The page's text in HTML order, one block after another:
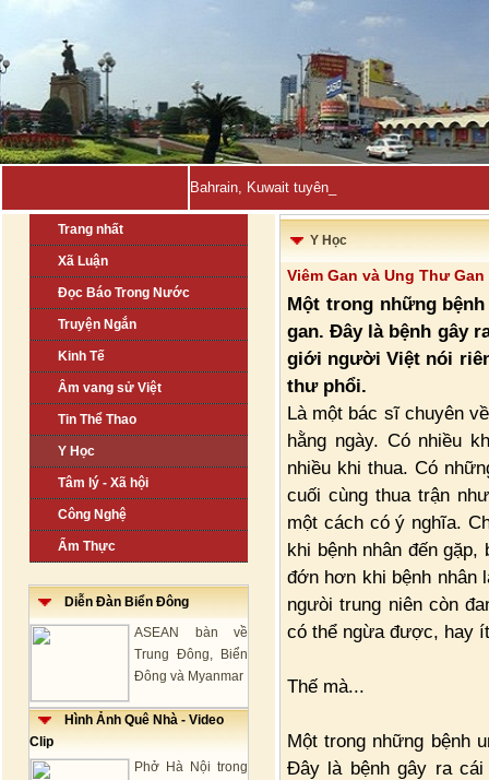
Bahrain, Kuwait tuyên bố đẩy lùi hàng loạt cuộ-
Trang nhất
Xã Luận
Đọc Báo Trong Nước
Truyện Ngắn
Kinh Tế
Âm vang sử Việt
Tin Thể Thao
Y Học
Tâm lý - Xã hội
Công Nghệ
Ẩm Thực
Diễn Đàn Biển Đông
ASEAN bàn về
Trung Đông, Biển
Đông và Myanmar
Hình Ảnh Quê Nhà - Video
Clip
Phở Hà Nội trong
Y Học
Viêm Gan và Ung Thư Gan
Một trong những
gan. Đây là bệnh gây
giới người Việt nói
thư phổi.
Là một bác sĩ chuyên
hằng ngày. Có nhiều
nhiều khi thua. Có
cuối cùng thua trận
một cách có ý nghĩa.
khi bệnh nhân đến
đớn hơn khi bệnh nhân
ngưòi trung niên còn
có thể ngừa được, hay
Thế mà...
Một trong những bệnh
Đây là bệnh gây ra